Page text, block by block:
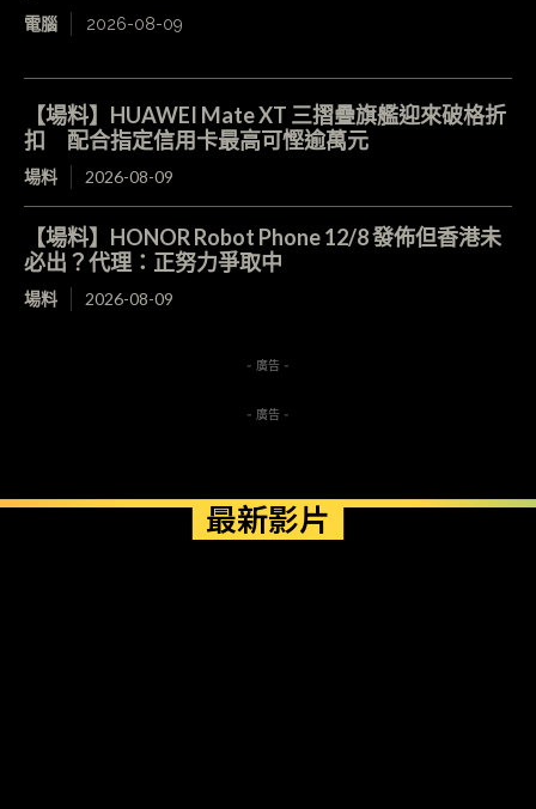
電腦 2026-08-09
【場料】HUAWEI Mate XT 三摺疊旗艦迎來破格折
扣 配合指定信用卡最高可慳逾萬元
場料 2026-08-09
【場料】HONOR Robot Phone 12/8 發佈但香港未
必出？代理：正努力爭取中
場料 2026-08-09
- 廣告 -
- 廣告 -
最新影片